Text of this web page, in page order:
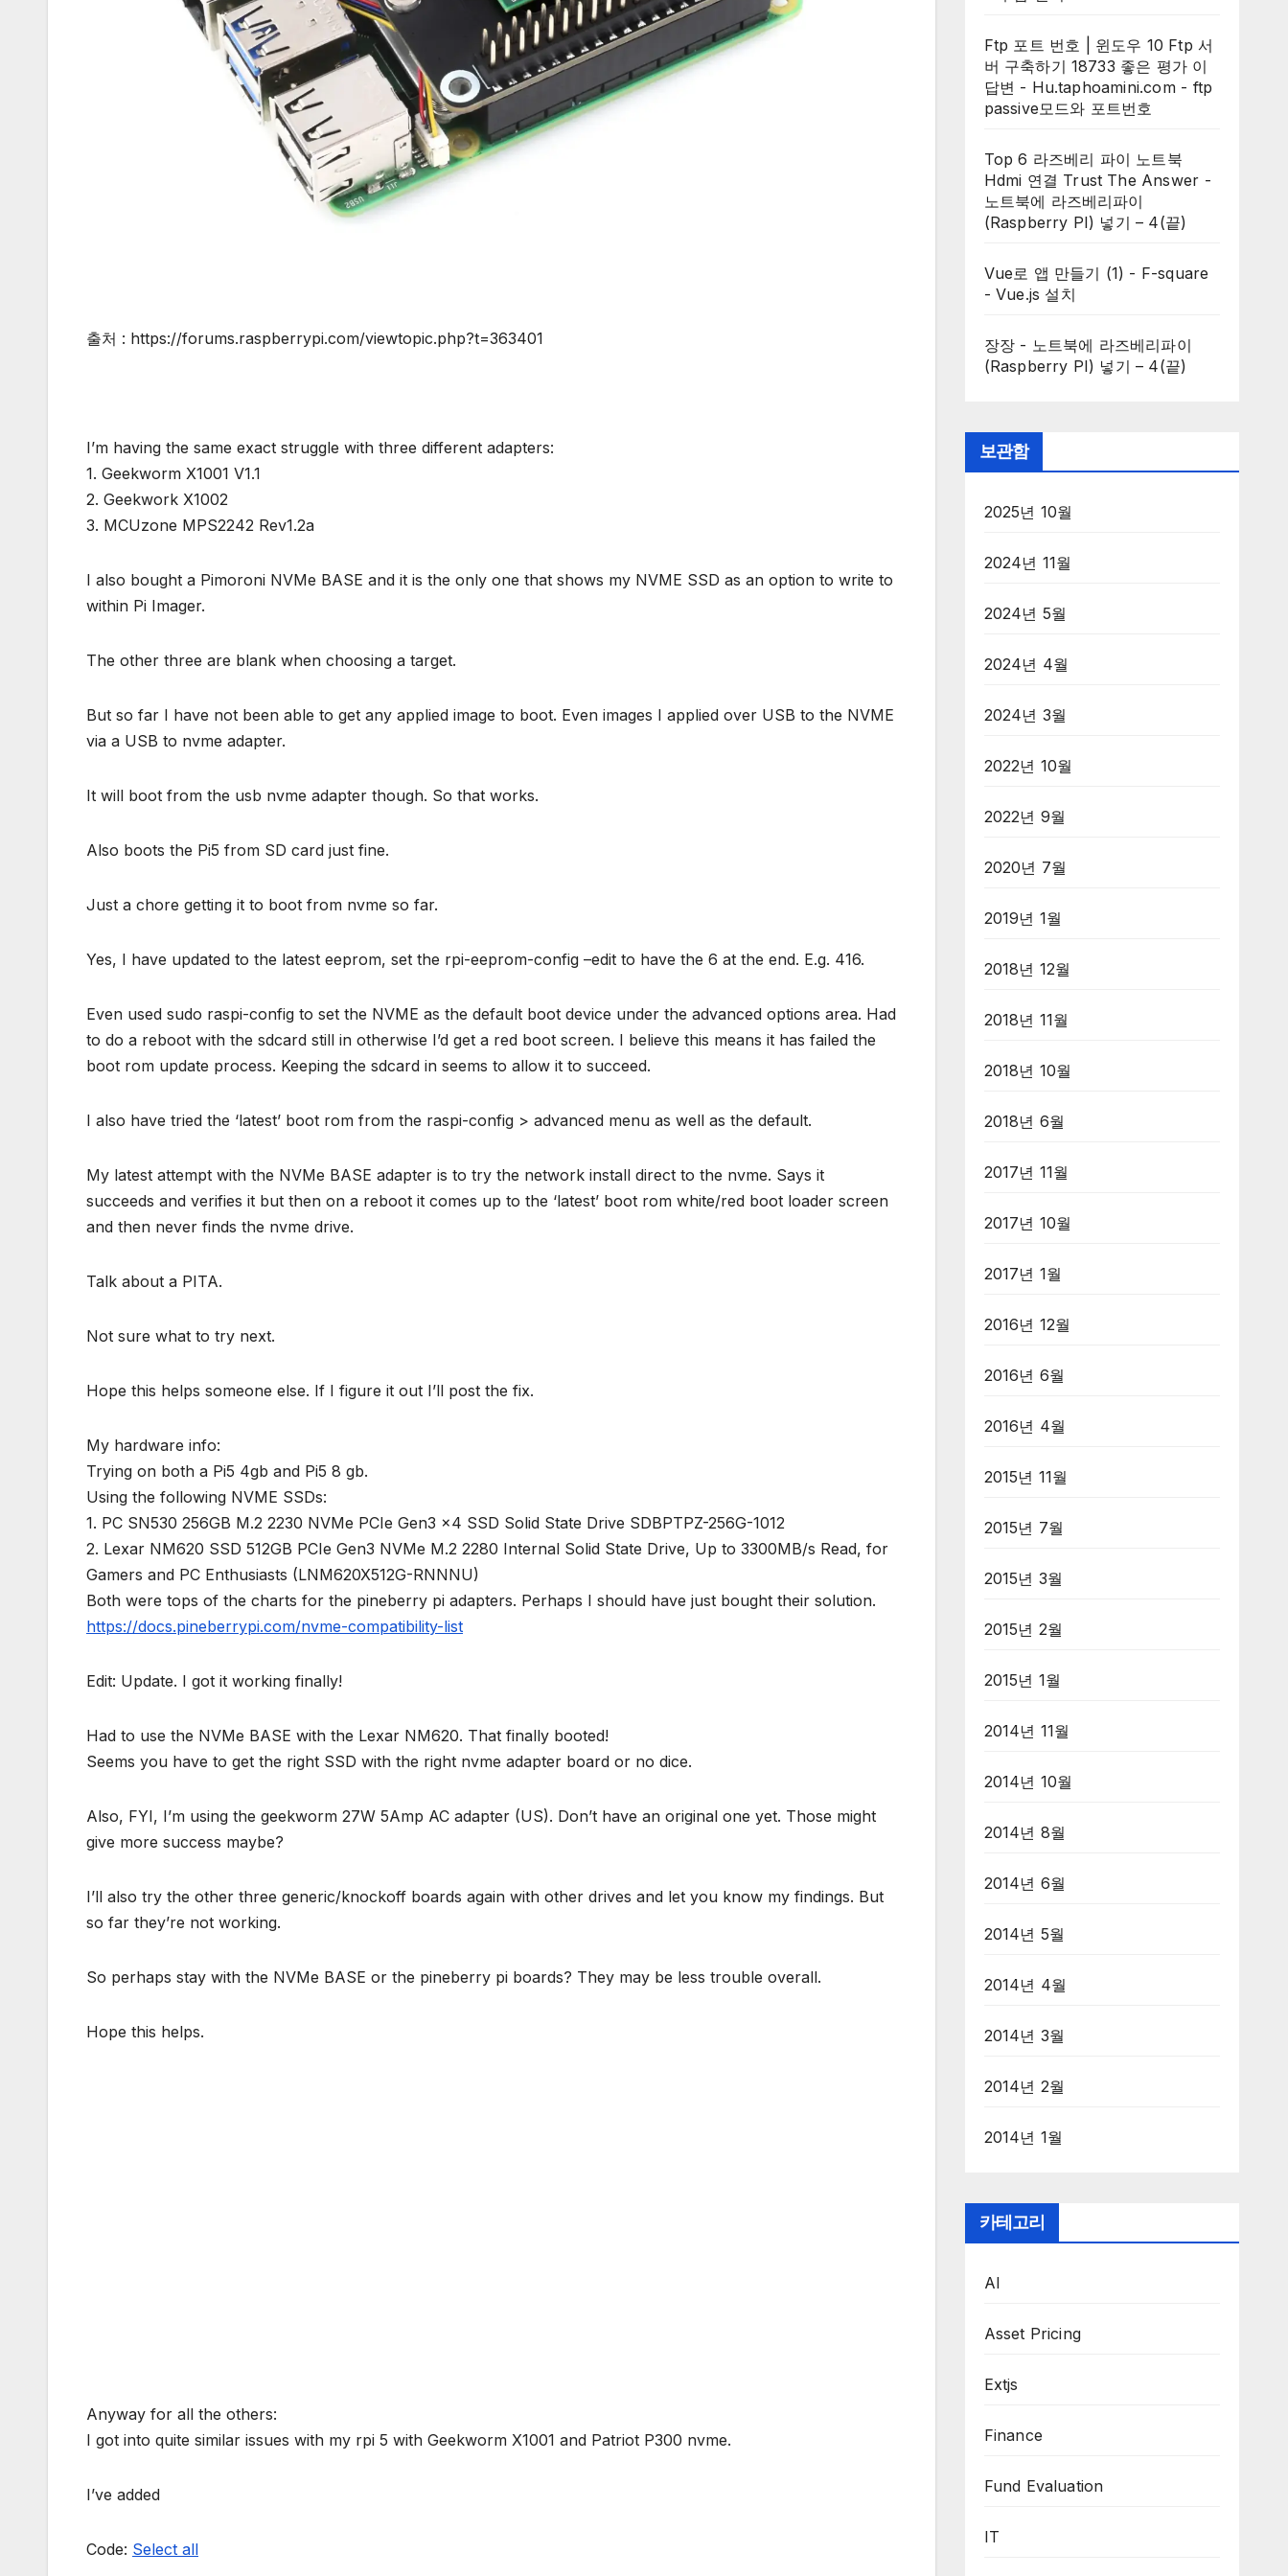
출처 : https://forums.raspberrypi.com/viewtopic.php?t=363401
I’m having the same exact struggle with three different adapters:
1. Geekworm X1001 V1.1
2. Geekwork X1002
3. MCUzone MPS2242 Rev1.2a
I also bought a Pimoroni NVMe BASE and it is the only one that shows my NVME SSD as an option to write to
within Pi Imager.
The other three are blank when choosing a target.
But so far I have not been able to get any applied image to boot. Even images I applied over USB to the NVME
via a USB to nvme adapter.
It will boot from the usb nvme adapter though. So that works.
Also boots the Pi5 from SD card just fine.
Just a chore getting it to boot from nvme so far.
Yes, I have updated to the latest eeprom, set the rpi-eeprom-config –edit to have the 6 at the end. E.g. 416.
Even used sudo raspi-config to set the NVME as the default boot device under the advanced options area. Had
to do a reboot with the sdcard still in otherwise I’d get a red boot screen. I believe this means it has failed the
boot rom update process. Keeping the sdcard in seems to allow it to succeed.
I also have tried the ‘latest’ boot rom from the raspi-config > advanced menu as well as the default.
My latest attempt with the NVMe BASE adapter is to try the network install direct to the nvme. Says it
succeeds and verifies it but then on a reboot it comes up to the ‘latest’ boot rom white/red boot loader screen
and then never finds the nvme drive.
Talk about a PITA.
Not sure what to try next.
Hope this helps someone else. If I figure it out I’ll post the fix.
My hardware info:
Trying on both a Pi5 4gb and Pi5 8 gb.
Using the following NVME SSDs:
1. PC SN530 256GB M.2 2230 NVMe PCIe Gen3 x4 SSD Solid State Drive SDBPTPZ-256G-1012
2. Lexar NM620 SSD 512GB PCIe Gen3 NVMe M.2 2280 Internal Solid State Drive, Up to 3300MB/s Read, for
Gamers and PC Enthusiasts (LNM620X512G-RNNNU)
Both were tops of the charts for the pineberry pi adapters. Perhaps I should have just bought their solution.
https://docs.pineberrypi.com/nvme-compatibility-list
Edit: Update. I got it working finally!
Had to use the NVMe BASE with the Lexar NM620. That finally booted!
Seems you have to get the right SSD with the right nvme adapter board or no dice.
Also, FYI, I’m using the geekworm 27W 5Amp AC adapter (US). Don’t have an original one yet. Those might
give more success maybe?
I’ll also try the other three generic/knockoff boards again with other drives and let you know my findings. But
so far they’re not working.
So perhaps stay with the NVMe BASE or the pineberry pi boards? They may be less trouble overall.
Hope this helps.
Anyway for all the others:
I got into quite similar issues with my rpi 5 with Geekworm X1001 and Patriot P300 nvme.
I’ve added
Code: Select all
Ftp 포트 번호 | 윈도우 10 Ftp 서
버 구축하기 18733 좋은 평가 이
답변 - Hu.taphoamini.com- ftp
passive모드와 포트번호
Top 6 라즈베리 파이 노트북
Hdmi 연결 Trust The Answer -
노트북에 라즈베리파이
(Raspberry PI) 넣기 – 4(끝)
Vue로 앱 만들기 (1) - F-square
- Vue.js 설치
장장- 노트북에 라즈베리파이
(Raspberry PI) 넣기 – 4(끝)
보관함
2025년 10월
2024년 11월
2024년 5월
2024년 4월
2024년 3월
2022년 10월
2022년 9월
2020년 7월
2019년 1월
2018년 12월
2018년 11월
2018년 10월
2018년 6월
2017년 11월
2017년 10월
2017년 1월
2016년 12월
2016년 6월
2016년 4월
2015년 11월
2015년 7월
2015년 3월
2015년 2월
2015년 1월
2014년 11월
2014년 10월
2014년 8월
2014년 6월
2014년 5월
2014년 4월
2014년 3월
2014년 2월
2014년 1월
카테고리
AI
Asset Pricing
Extjs
Finance
Fund Evaluation
IT